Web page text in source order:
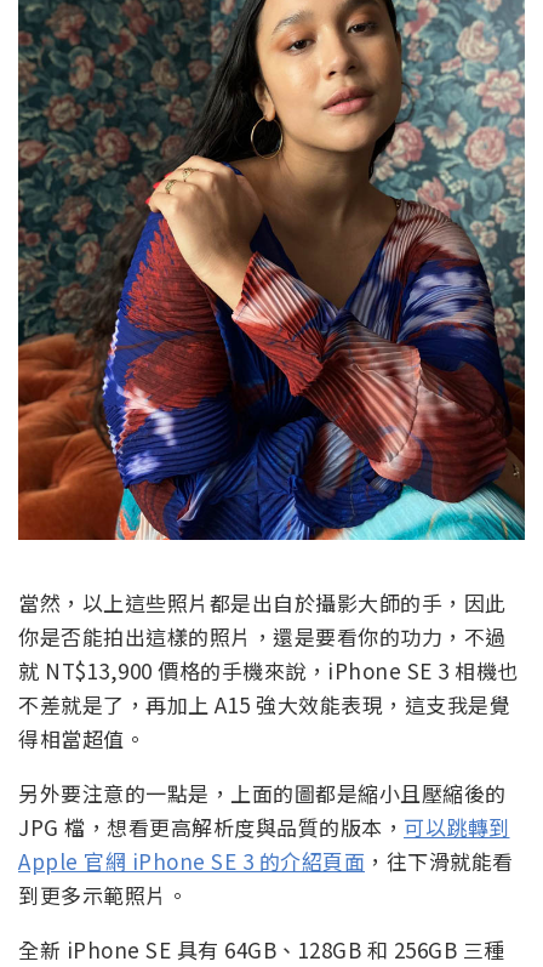
當然，以上這些照片都是出自於攝影大師的手，因此
你是否能拍出這樣的照片，還是要看你的功力，不過
就 NT$13,900 價格的手機來說，iPhone SE 3 相機也
不差就是了，再加上 A15 強大效能表現，這支我是覺
得相當超值。
另外要注意的一點是，上面的圖都是縮小且壓縮後的
JPG 檔，想看更高解析度與品質的版本， 可以跳轉到
Apple 官網 iPhone SE 3 的介紹頁面 ，往下滑就能看
到更多示範照片。
全新 iPhone SE 具有 64GB、128GB 和 256GB 三種